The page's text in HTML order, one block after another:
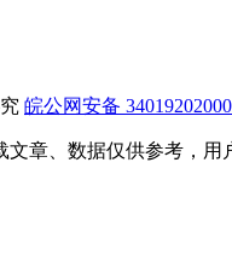
皖公网安备
章、数据仅供参考，